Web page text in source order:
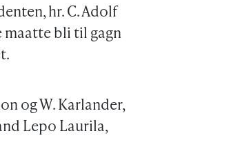
hr. C. Adolf
maatte bli til gagn
og W. Karlander,
Lepo Laurila,